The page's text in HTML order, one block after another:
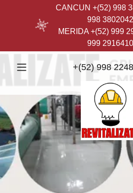
CANCUN +(52) 998
998 3802042
MERIDA +(52) 999
999 2916410
+(52) 998